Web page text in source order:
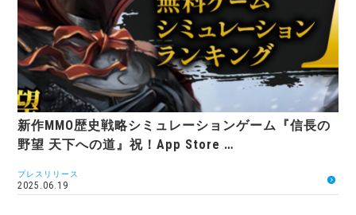
新作MMO歴史戦略シミュレーションゲーム『信長の
野望 天下への道』祝！App Store …
プレスリリース
2025.06.19